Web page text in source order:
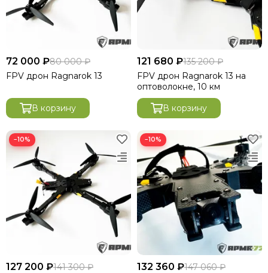
72 000 ₽80 000 ₽
FРV дpон Ragnarok 13
В корзину
121 680 ₽135 200 ₽
FРV дpон Ragnarok 13 на
оптоволокне, 10 км
В корзину
−10%
127 200 ₽141 300 ₽
−10%
132 360 ₽147 060 ₽